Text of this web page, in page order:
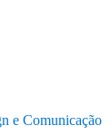
e Comunicação